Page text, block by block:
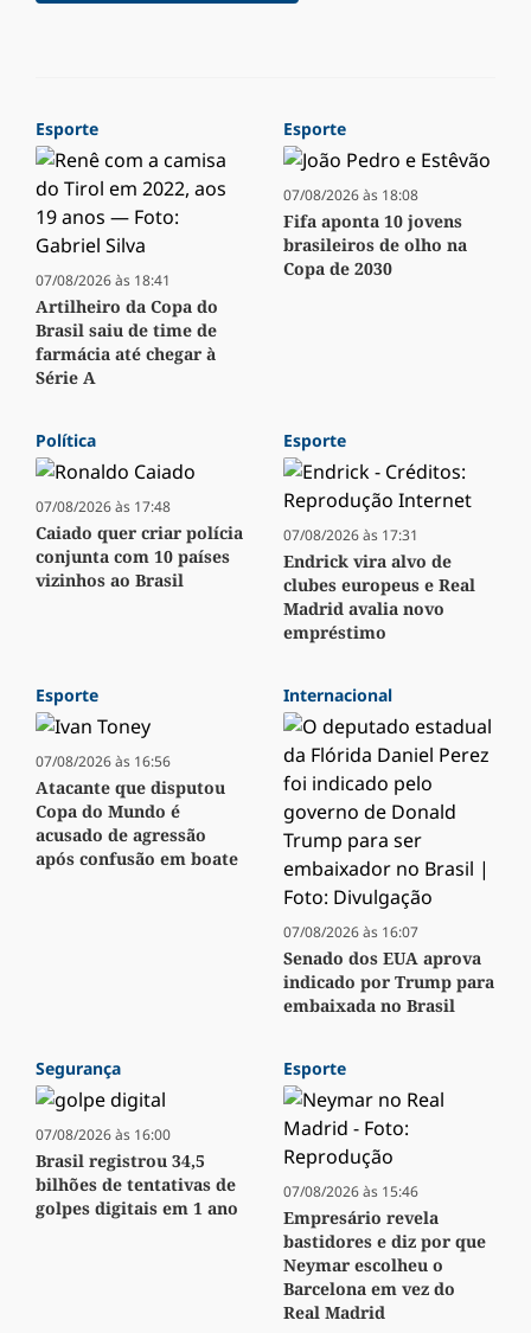
Esporte
07/08/2026 às 18:41
Artilheiro da Copa do
Brasil saiu de time de
farmácia até chegar à
Série A
Esporte
07/08/2026 às 18:08
Fifa aponta 10 jovens
brasileiros de olho na
Copa de 2030
Política
07/08/2026 às 17:48
Caiado quer criar polícia
conjunta com 10 países
vizinhos ao Brasil
Esporte
07/08/2026 às 17:31
Endrick vira alvo de
clubes europeus e Real
Madrid avalia novo
empréstimo
Esporte
07/08/2026 às 16:56
Atacante que disputou
Copa do Mundo é
acusado de agressão
após confusão em boate
Internacional
07/08/2026 às 16:07
Senado dos EUA aprova
indicado por Trump para
embaixada no Brasil
Segurança
07/08/2026 às 16:00
Brasil registrou 34,5
bilhões de tentativas de
golpes digitais em 1 ano
Esporte
07/08/2026 às 15:46
Empresário revela
bastidores e diz por que
Neymar escolheu o
Barcelona em vez do
Real Madrid